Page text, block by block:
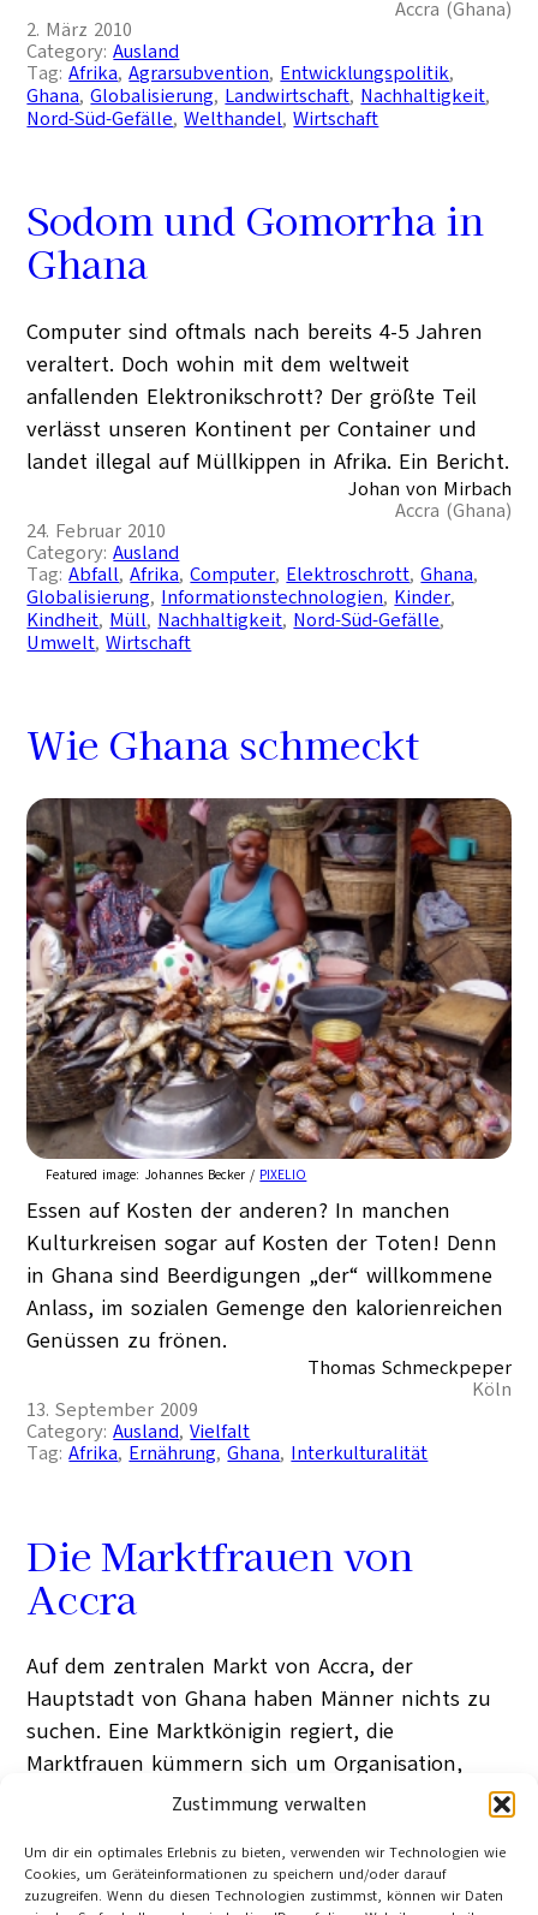
Zustimmung verwalten
Um dir ein optimales Erlebnis zu bieten, verwenden wir Technologien wie
Cookies, um Geräteinformationen zu speichern und/oder darauf
zuzugreifen. Wenn du diesen Technologien zustimmst, können wir Daten
Accra (Ghana)
2. März 2010
Category:Ausland
Tag:Afrika, Agrarsubvention, Entwicklungspolitik
Ghana, Globalisierung, Landwirtschaft, Nachhaltigkeit
Nord-Süd-Gefälle, Welthandel, Wirtschaft
Sodom und Gomorrha in
Ghana
Computer sind oftmals nach bereits 4-5 Jahren
veraltert. Doch wohin mit dem weltweit
anfallenden Elektronikschrott? Der größte Teil
verlässt unseren Kontinent per Container und
landet illegal auf Müllkippen in Afrika. Ein Bericht.
Johan von Mirbach
Accra (Ghana)
24. Februar 2010
Category:Ausland
Tag:Abfall, Afrika, Computer, Elektroschrott, Ghana
Globalisierung, Informationstechnologien, Kinder
Kindheit, Müll, Nachhaltigkeit, Nord-Süd-Gefälle
Umwelt, Wirtschaft
Wie Ghana schmeckt
Featured image: Johannes Becker / PIXELIO
Essen auf Kosten der anderen? In manchen
Kulturkreisen sogar auf Kosten der Toten! Denn
in Ghana sind Beerdigungen „der“ willkommene
Anlass, im sozialen Gemenge den kalorienreichen
Genüssen zu frönen.
Thomas Schmeckpeper
Köln
13. September 2009
Category:Ausland, Vielfalt
Tag:Afrika, Ernährung, Ghana, Interkulturalität
Die Marktfrauen von
Accra
Auf dem zentralen Markt von Accra, der
Hauptstadt von Ghana haben Männer nichts zu
suchen. Eine Marktkönigin regiert, die
Marktfrauen kümmern sich um Organisation,
Sicherheit, soziale Absicherung und
afrikanischen Frauen fähig sind, ihr eigenes
Überleben erfolgreich und effizient zu